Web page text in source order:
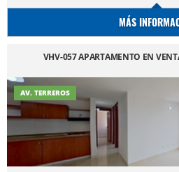
MÁS
VHV-057 APARTAMENTO EN
AV. TERREROS